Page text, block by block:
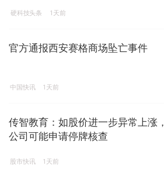
硬科技头条 1天前
官方通报西安赛格商场坠亡事件
中国快讯 1天前
传智教育：如股价进一步异常上涨，
公司可能申请停牌核查
股市快讯 1天前